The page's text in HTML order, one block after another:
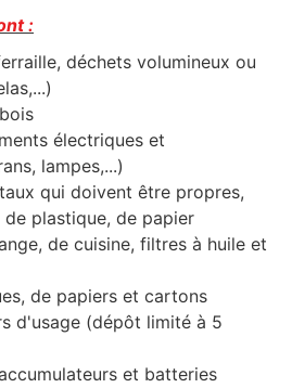
:
déchets volumineux ou
électriques et
lampes,...)
qui doivent être propres,
plastique, de papier
de cuisine, filtres à huile et
de papiers et cartons
d'usage (dépôt limité à 5
et batteries